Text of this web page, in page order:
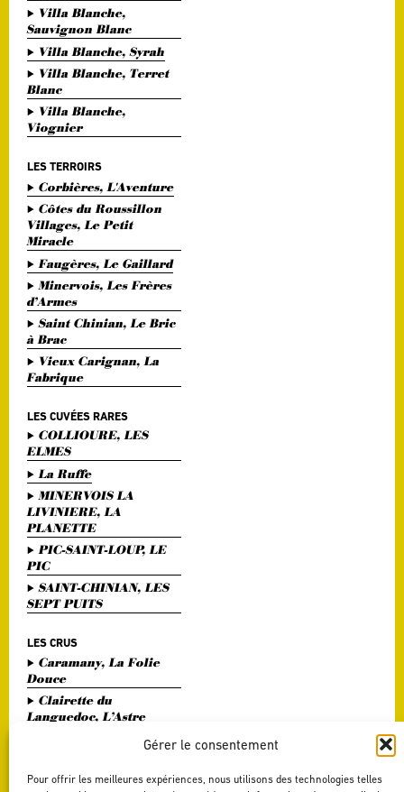
Gérer le consentement
Pour offrir les meilleures expériences, nous utilisons des technologies telles
Villa Blanche,
Sauvignon Blanc
Villa Blanche, Syrah
Villa Blanche, Terret
Blanc
Villa Blanche,
Viognier
LES TERROIRS
Corbières, L'Aventure
Côtes du Roussillon
Villages, Le Petit
Miracle
Faugères, Le Gaillard
Minervois, Les Frères
d’Armes
Saint Chinian, Le Bric
à Brac
Vieux Carignan, La
Fabrique
LES CUVÉES RARES
COLLIOURE, LES
ELMES
La Ruffe
MINERVOIS LA
LIVINIERE, LA
PLANETTE
PIC-SAINT-LOUP, LE
PIC
SAINT-CHINIAN, LES
SEPT PUITS
LES CRUS
Caramany, La Folie
Douce
Clairette du
Languedoc, L’Astre
Haute Vallée de l'Orb,